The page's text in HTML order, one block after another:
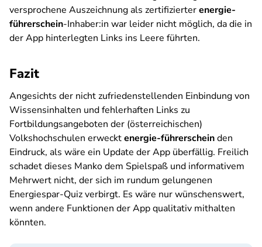
versprochene Auszeichnung als zertifizierterenergie-
führerschein-Inhaber:in war leider nicht möglich, da die in
der App hinterlegten Links ins Leere führten.
Fazit
Angesichts der nicht zufriedenstellenden Einbindung von
Wissensinhalten und fehlerhaften Links zu
Fortbildungsangeboten der (österreichischen)
Volkshochschulen erwecktenergie-führerscheinden
Eindruck, als wäre ein Update der App überfällig. Freilich
schadet dieses Manko dem Spielspaß und informativem
Mehrwert nicht, der sich im rundum gelungenen
Energiespar-Quiz verbirgt. Es wäre nur wünschenswert,
wenn andere Funktionen der App qualitativ mithalten
könnten.